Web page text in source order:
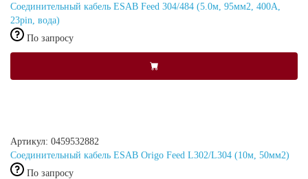
Соединительный кабель ESAB Feed 304/484 (5.0м, 95мм2, 400А,
23pin, вода)
По запросу
Артикул: 0459532882
Соединительный кабель ESAB Origo Feed L302/L304 (10м, 50мм2)
По запросу